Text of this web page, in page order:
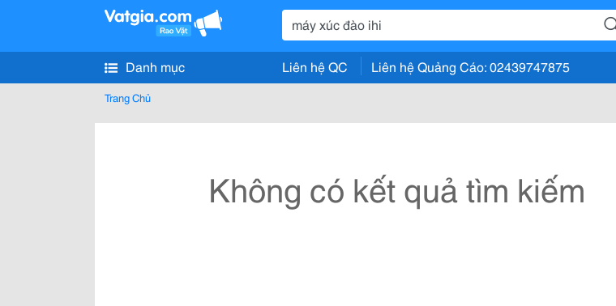
Danh mục Liên hệ QC Liên hệ Quảng Cáo: 02439747875
Trang Chủ
Không có kết quả tìm kiếm